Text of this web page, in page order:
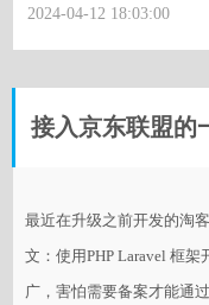
2024-04-12 18:03:00
接入京东联盟的
最近在升级之前开发的淘
文：使用PHP Laravel 框
广，害怕需要备案才能通